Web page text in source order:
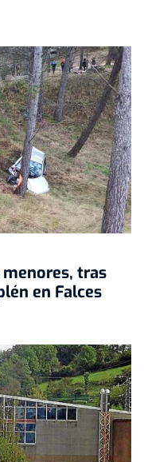
tras
en Falces